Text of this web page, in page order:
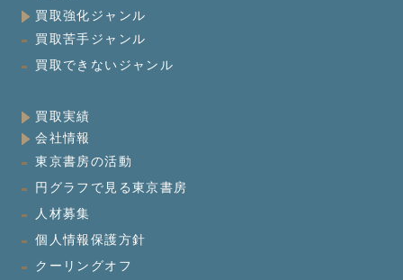
買取強化ジャンル
買取苦手ジャンル
買取できないジャンル
買取実績
会社情報
東京書房の活動
円グラフで見る東京書房
人材募集
個人情報保護方針
クーリングオフ